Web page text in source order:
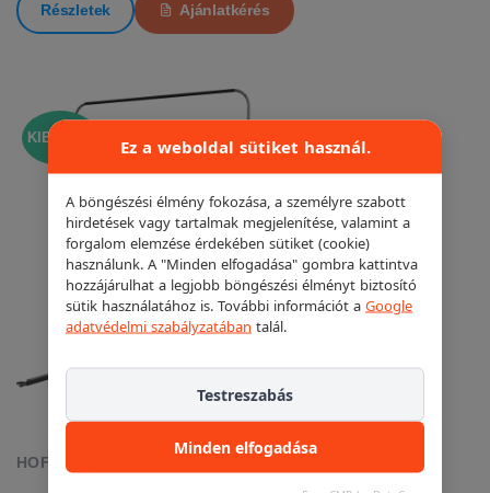
Részletek Ajánlatkérés
KIEMELT!
HOFMANN
Ez a weboldal sütiket használ.
A böngészési élmény fokozása, a személyre szabott
hirdetések vagy tartalmak megjelenítése, valamint a
forgalom elemzése érdekében sütiket (cookie)
használunk. A "Minden elfogadása" gombra kattintva
hozzájárulhat a legjobb böngészési élményt biztosító
sütik használatához is. További információt a Google
adatvédelmi szabályzatában talál.
Minden elfogadása
Testreszabás